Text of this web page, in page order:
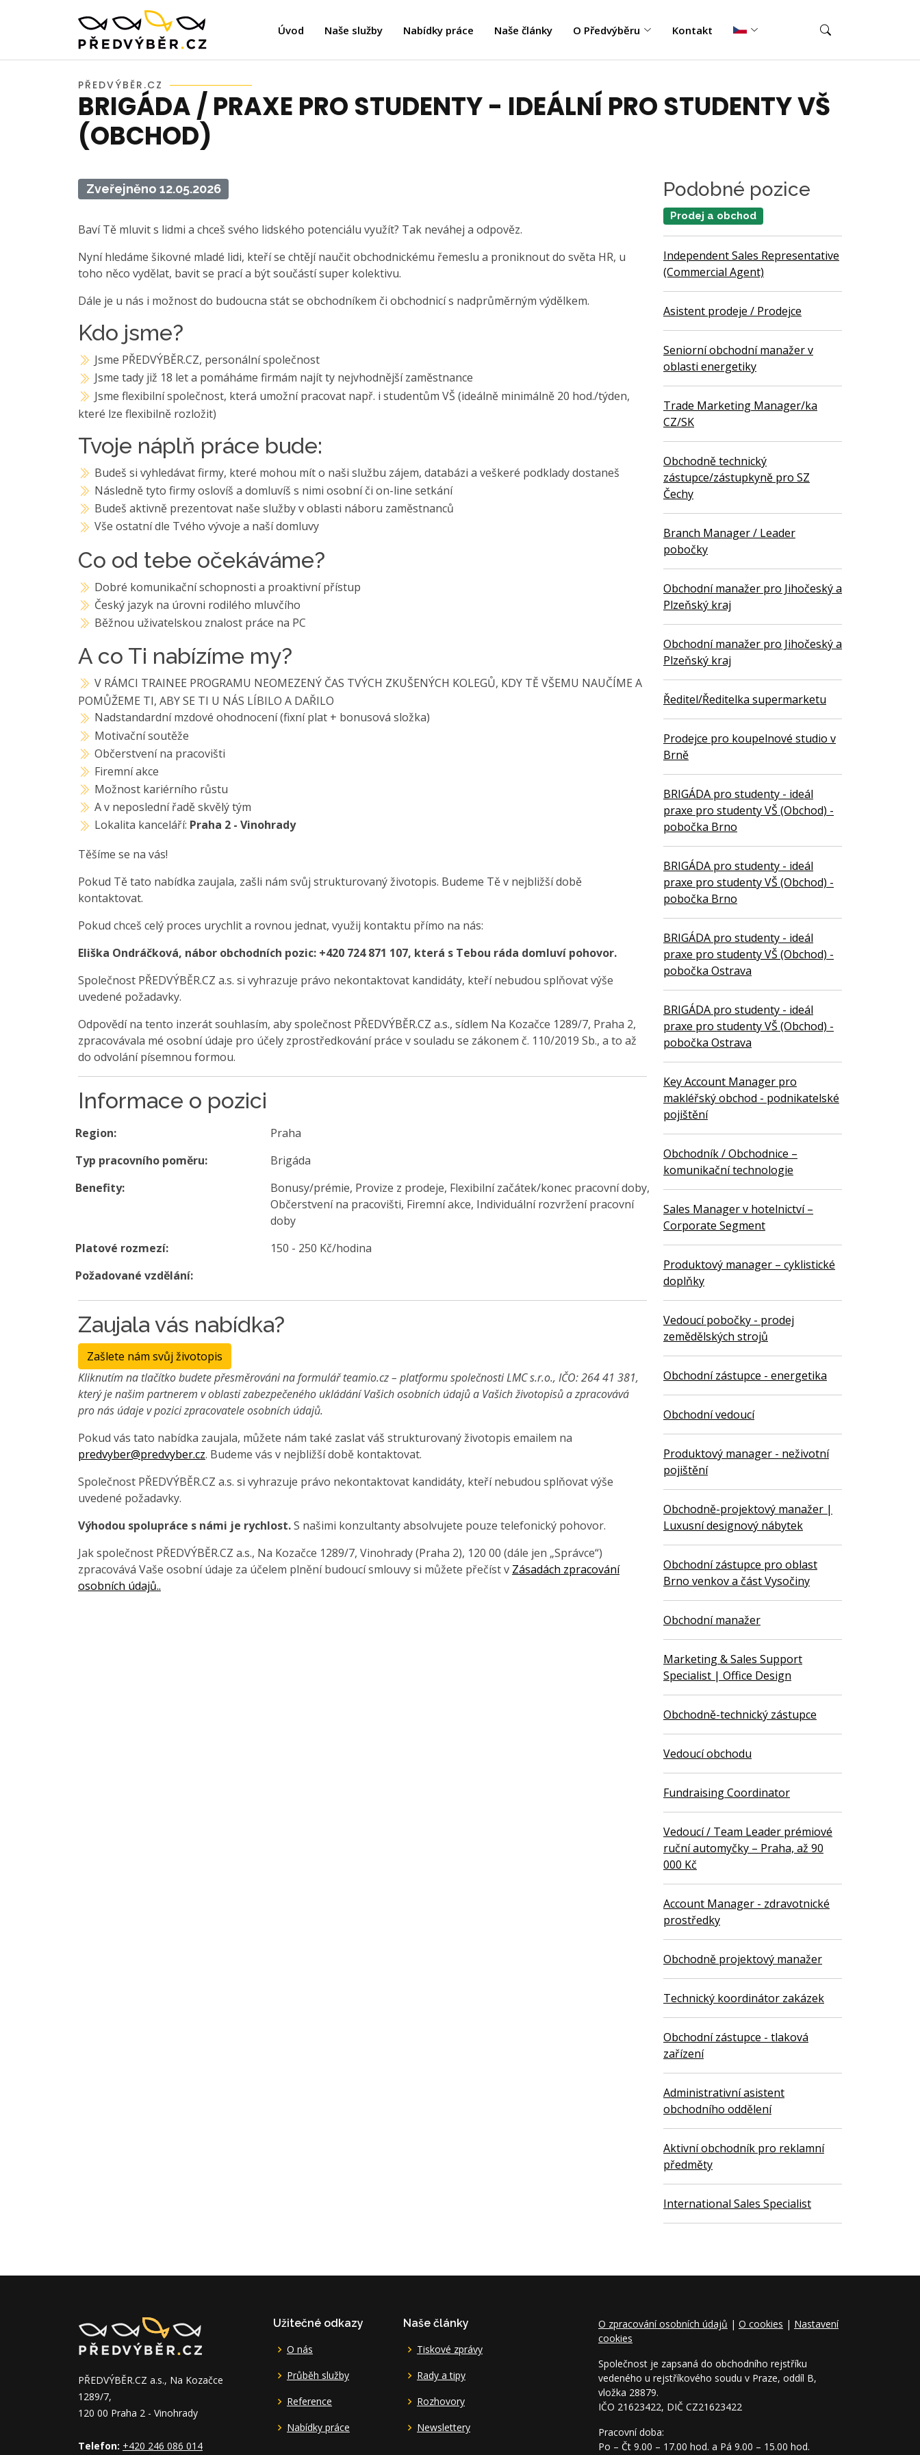
Úvod Naše služby Nabídky práce Naše články O Předvýběru Kontakt
PŘEDVÝBĚR.CZ
BRIGÁDA / PRAXE PRO STUDENTY - IDEÁLNÍ PRO STUDENTY VŠ
(OBCHOD)
Zveřejněno 12.05.2026
Baví Tě mluvit s lidmi a chceš svého lidského potenciálu využít? Tak neváhej a odpověz.
Nyní hledáme šikovné mladé lidi, kteří se chtějí naučit obchodnickému řemeslu a proniknout do světa HR, u
toho něco vydělat, bavit se prací a být součástí super kolektivu.
Dále je u nás i možnost do budoucna stát se obchodníkem či obchodnicí s nadprůměrným výdělkem.
Kdo jsme?
Jsme PŘEDVÝBĚR.CZ, personální společnost
Jsme tady již 18 let a pomáháme firmám najít ty nejvhodnější zaměstnance
Jsme flexibilní společnost, která umožní pracovat např. i studentům VŠ (ideálně minimálně 20 hod./týden,
které lze flexibilně rozložit)
Tvoje náplň práce bude:
Budeš si vyhledávat firmy, které mohou mít o naši službu zájem, databázi a veškeré podklady dostaneš
Následně tyto firmy oslovíš a domluvíš s nimi osobní či on-line setkání
Budeš aktivně prezentovat naše služby v oblasti náboru zaměstnanců
Vše ostatní dle Tvého vývoje a naší domluvy
Co od tebe očekáváme?
Dobré komunikační schopnosti a proaktivní přístup
Český jazyk na úrovni rodilého mluvčího
Běžnou uživatelskou znalost práce na PC
A co Ti nabízíme my?
V RÁMCI TRAINEE PROGRAMU NEOMEZENÝ ČAS TVÝCH ZKUŠENÝCH KOLEGŮ, KDY TĚ VŠEMU NAUČÍME A
POMŮŽEME TI, ABY SE TI U NÁS LÍBILO A DAŘILO
Nadstandardní mzdové ohodnocení (fixní plat + bonusová složka)
Motivační soutěže
Občerstvení na pracovišti
Firemní akce
Možnost kariérního růstu
A v neposlední řadě skvělý tým
Lokalita kanceláří: Praha 2 - Vinohrady
Těšíme se na vás!
Pokud Tě tato nabídka zaujala, zašli nám svůj strukturovaný životopis. Budeme Tě v nejbližší době
kontaktovat.
Pokud chceš celý proces urychlit a rovnou jednat, využij kontaktu přímo na nás:
Eliška Ondráčková, nábor obchodních pozic: +420 724 871 107, která s Tebou ráda domluví pohovor.
Společnost PŘEDVÝBĚR.CZ a.s. si vyhrazuje právo nekontaktovat kandidáty, kteří nebudou splňovat výše
uvedené požadavky.
Odpovědí na tento inzerát souhlasím, aby společnost PŘEDVÝBĚR.CZ a.s., sídlem Na Kozačce 1289/7, Praha 2,
zpracovávala mé osobní údaje pro účely zprostředkování práce v souladu se zákonem č. 110/2019 Sb., a to až
do odvolání písemnou formou.
Informace o pozici
Region:
Praha
Typ pracovního poměru:
Brigáda
Benefity:
Bonusy/prémie, Provize z prodeje, Flexibilní začátek/konec pracovní doby,
Občerstvení na pracovišti, Firemní akce, Individuální rozvržení pracovní
doby
Platové rozmezí:
150 - 250 Kč/hodina
Požadované vzdělání:
Zaujala vás nabídka?
Zašlete nám svůj životopis
Kliknutím na tlačítko budete přesměrováni na formulář teamio.cz – platformu společnosti LMC s.r.o., IČO: 264 41 381,
který je našim partnerem v oblasti zabezpečeného ukládání Vašich osobních údajů a Vašich životopisů a zpracovává
pro nás údaje v pozici zpracovatele osobních údajů.
Pokud vás tato nabídka zaujala, můžete nám také zaslat váš strukturovaný životopis emailem na
predvyber@predvyber.cz. Budeme vás v nejbližší době kontaktovat.
Společnost PŘEDVÝBĚR.CZ a.s. si vyhrazuje právo nekontaktovat kandidáty, kteří nebudou splňovat výše
uvedené požadavky.
Výhodou spolupráce s námi je rychlost.S našimi konzultanty absolvujete pouze telefonický pohovor.
Jak společnost PŘEDVÝBĚR.CZ a.s., Na Kozačce 1289/7, Vinohrady (Praha 2), 120 00 (dále jen „Správce“)
zpracovává Vaše osobní údaje za účelem plnění budoucí smlouvy si můžete přečíst v Zásadách zpracování
osobních údajů..
Podobné pozice
Prodej a obchod
Independent Sales Representative
(Commercial Agent)
Asistent prodeje / Prodejce
Seniorní obchodní manažer v
oblasti energetiky
Trade Marketing Manager/ka
CZ/SK
Obchodně technický
zástupce/zástupkyně pro SZ
Čechy
Branch Manager / Leader
pobočky
Obchodní manažer pro Jihočeský a
Plzeňský kraj
Obchodní manažer pro Jihočeský a
Plzeňský kraj
Ředitel/Ředitelka supermarketu
Prodejce pro koupelnové studio v
Brně
BRIGÁDA pro studenty - ideál
praxe pro studenty VŠ (Obchod) -
pobočka Brno
BRIGÁDA pro studenty - ideál
praxe pro studenty VŠ (Obchod) -
pobočka Brno
BRIGÁDA pro studenty - ideál
praxe pro studenty VŠ (Obchod) -
pobočka Ostrava
BRIGÁDA pro studenty - ideál
praxe pro studenty VŠ (Obchod) -
pobočka Ostrava
Key Account Manager pro
makléřský obchod - podnikatelské
pojištění
Obchodník / Obchodnice –
komunikační technologie
Sales Manager v hotelnictví –
Corporate Segment
Produktový manager – cyklistické
doplňky
Vedoucí pobočky - prodej
zemědělských strojů
Obchodní zástupce - energetika
Obchodní vedoucí
Produktový manager - neživotní
pojištění
Obchodně-projektový manažer |
Luxusní designový nábytek
Obchodní zástupce pro oblast
Brno venkov a část Vysočiny
Obchodní manažer
Marketing & Sales Support
Specialist | Office Design
Obchodně-technický zástupce
Vedoucí obchodu
Fundraising Coordinator
Vedoucí / Team Leader prémiové
ruční automyčky – Praha, až 90
000 Kč
Account Manager - zdravotnické
prostředky
Obchodně projektový manažer
Technický koordinátor zakázek
Obchodní zástupce - tlaková
zařízení
Administrativní asistent
obchodního oddělení
Aktivní obchodník pro reklamní
předměty
International Sales Specialist
PŘEDVÝBĚR.CZ a.s., Na Kozačce
1289/7,
120 00 Praha 2 - Vinohrady
Telefon: +420 246 086 014
Užitečné odkazy
O nás
Průběh služby
Reference
Nabídky práce
Naše články
Tiskové zprávy
Rady a tipy
Rozhovory
Newslettery
O zpracování osobních údajů | O cookies | Nastavení
cookies
Společnost je zapsaná do obchodního rejstříku
vedeného u rejstříkového soudu v Praze, oddíl B,
vložka 28879.
IČO 21623422, DIČ CZ21623422
Pracovní doba:
Po – Čt 9.00 – 17.00 hod. a Pá 9.00 – 15.00 hod.